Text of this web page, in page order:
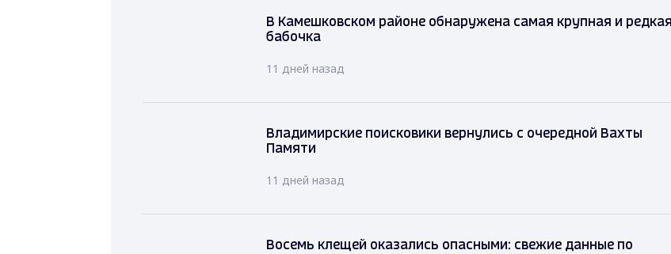
В Камешковском районе обнаружена самая крупная и редкая
бабочка
11 дней назад
Владимирские поисковики вернулись с очередной Вахты
Памяти
11 дней назад
Восемь клещей оказались опасными: свежие данные по